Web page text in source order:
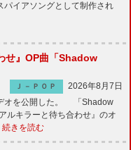
パイアソングとして制作され
せ』OP曲「Shadow
Ｊ－ＰＯＰ
2026年8月7日
オを公開した。 「Shadow
ルキラーと待ち合わせ』のオ
続きを読む